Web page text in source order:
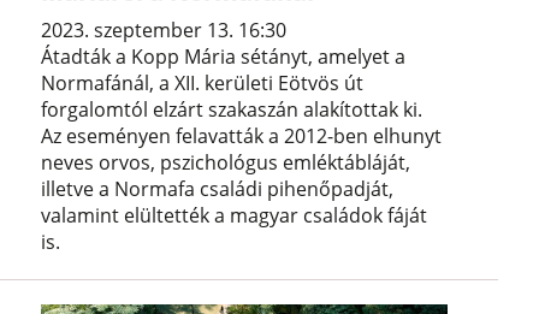
2023. szeptember 13. 16:30
Átadták a Kopp Mária sétányt, amelyet a
Normafánál, a XII. kerületi Eötvös út
forgalomtól elzárt szakaszán alakítottak ki.
Az eseményen felavatták a 2012-ben elhunyt
neves orvos, pszichológus emléktábláját,
illetve a Normafa családi pihenőpadját,
valamint elültették a magyar családok fáját
is.